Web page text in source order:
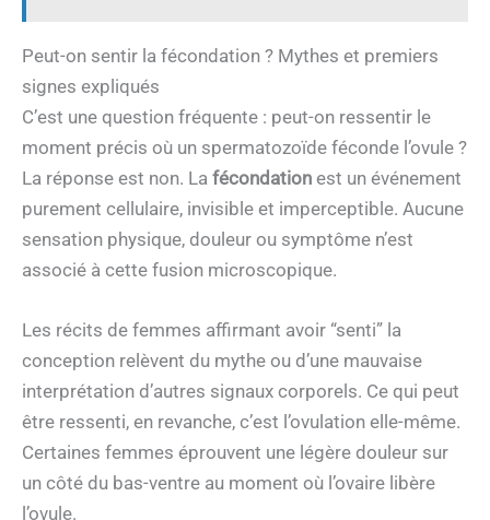
Peut-on sentir la fécondation ? Mythes et premiers
signes expliqués
C’est une question fréquente : peut-on ressentir le
moment précis où un spermatozoïde féconde l’ovule ?
La réponse est non. La fécondation est un événement
purement cellulaire, invisible et imperceptible. Aucune
sensation physique, douleur ou symptôme n’est
associé à cette fusion microscopique.
Les récits de femmes affirmant avoir “senti” la
conception relèvent du mythe ou d’une mauvaise
interprétation d’autres signaux corporels. Ce qui peut
être ressenti, en revanche, c’est l’ovulation elle-même.
Certaines femmes éprouvent une légère douleur sur
un côté du bas-ventre au moment où l’ovaire libère
l’ovule.